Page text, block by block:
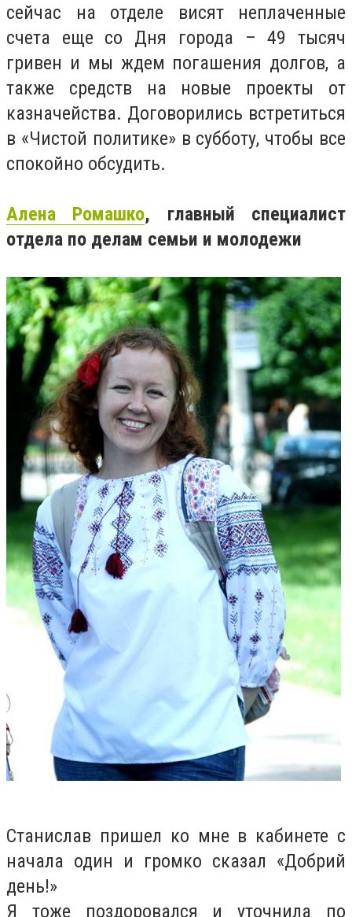
сейчас на отделе висят неплаченные
счета еще со Дня города – 49 тысяч
гривен и мы ждем погашения долгов, а
также средств на новые проекты от
казначейства. Договорились встретиться
в «Чистой политике» в субботу, чтобы все
спокойно обсудить.
Алена Ромашко, главный специалист
отдела по делам семьи и молодежи
Станислав пришел ко мне в кабинете с
начала один и громко сказал «Добрий
день!»
Я тоже поздоровался и уточнила по